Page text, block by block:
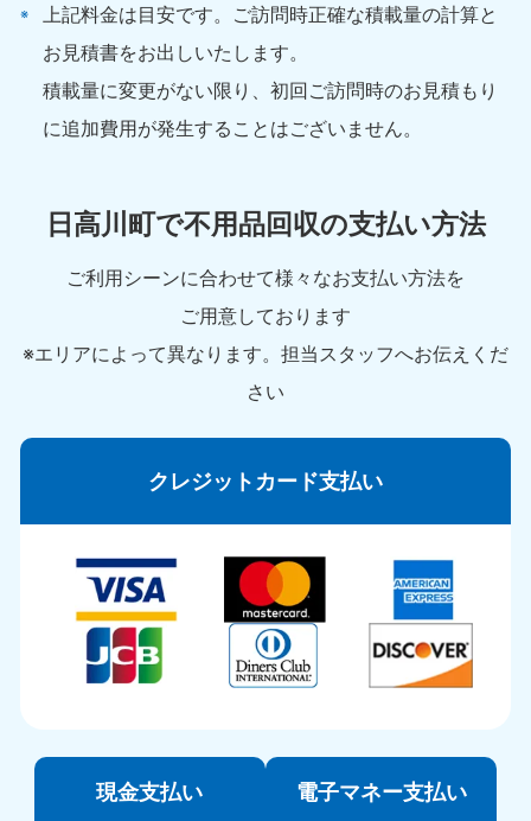
上記料金は目安です。ご訪問時正確な積載量の計算と
お見積書をお出しいたします。
積載量に変更がない限り、初回ご訪問時のお見積もり
に追加費用が発生することはございません。
日高川町で不用品回収の支払い方法
ご利用シーンに合わせて様々なお支払い方法を
ご用意しております
※エリアによって異なります。担当スタッフへお伝えくだ
さい
クレジットカード支払い
現金支払い 電子マネー支払い